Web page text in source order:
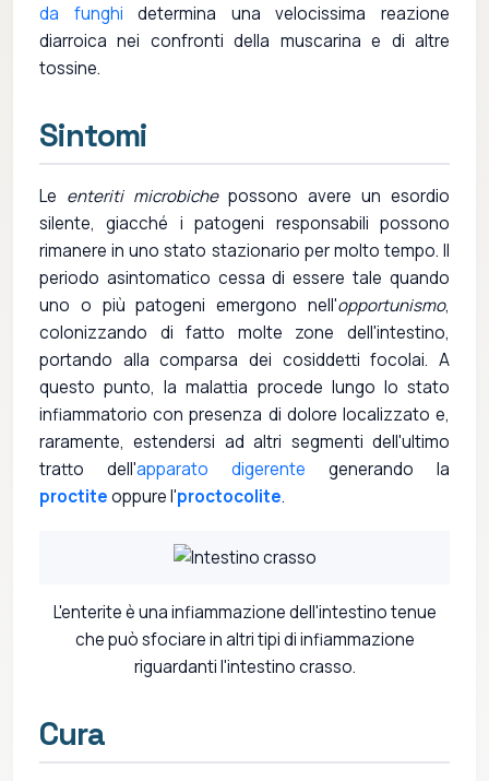
da funghi determina una velocissima reazione
diarroica nei confronti della muscarina e di altre
tossine.
Sintomi
Le enteriti microbichepossono avere un esordio
silente, giacché i patogeni responsabili possono
rimanere in uno stato stazionario per molto tempo. Il
periodo asintomatico cessa di essere tale quando
uno o più patogeni emergono nell'opportunismo,
colonizzando di fatto molte zone dell'intestino,
portando alla comparsa dei cosiddetti focolai. A
questo punto, la malattia procede lungo lo stato
infiammatorio con presenza di dolore localizzato e,
raramente, estendersi ad altri segmenti dell'ultimo
tratto dell'apparato digerente generando la
proctiteoppure l'proctocolite.
L'enterite è una infiammazione dell'intestino tenue
che può sfociare in altri tipi di infiammazione
riguardanti l'intestino crasso.
Cura